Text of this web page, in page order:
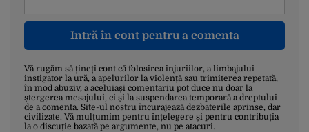
Intră în cont pentru a comenta
Vă rugăm să țineți cont că folosirea injuriilor, a limbajului
instigator la ură, a apelurilor la violență sau trimiterea repetată,
în mod abuziv, a aceluiași comentariu pot duce nu doar la
ștergerea mesajului, ci și la suspendarea temporară a dreptului
de a comenta. Site-ul nostru încurajează dezbaterile aprinse, dar
civilizate. Vă mulțumim pentru înțelegere și pentru contribuția
la o discuție bazată pe argumente, nu pe atacuri.